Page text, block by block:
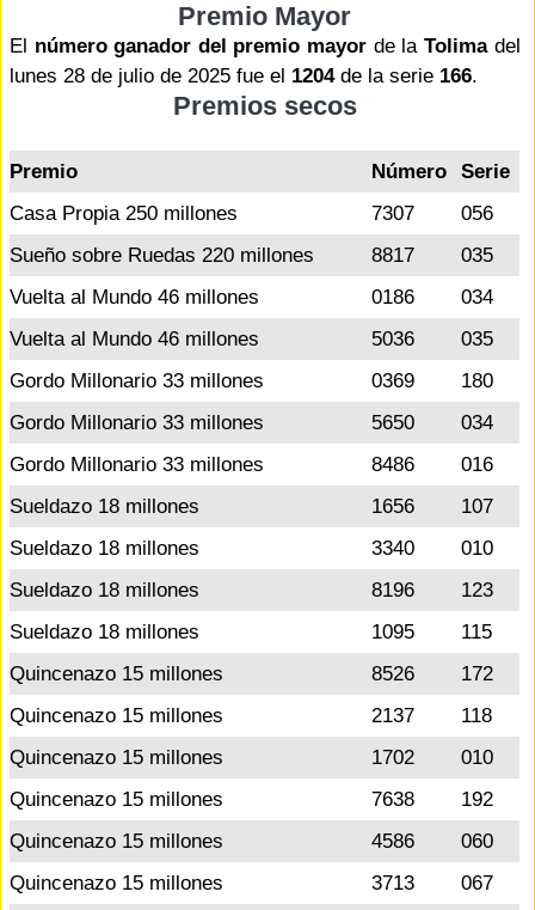
Premio Mayor
El número ganador del premio mayor de la Tolimadel
lunes 28 de julio de 2025 fue el 1204de la serie 166.
Premios secos
Premio Número
Serie
Casa Propia 250 millones
7307
056
Sueño sobre Ruedas 220 millones
8817
035
Vuelta al Mundo 46 millones
0186
034
Vuelta al Mundo 46 millones
5036
035
Gordo Millonario 33 millones
0369
180
Gordo Millonario 33 millones
5650
034
Gordo Millonario 33 millones
8486
016
Sueldazo 18 millones
1656
107
Sueldazo 18 millones
3340
010
Sueldazo 18 millones
8196
123
Sueldazo 18 millones
1095
115
Quincenazo 15 millones
8526
172
Quincenazo 15 millones
2137
118
Quincenazo 15 millones
1702
010
Quincenazo 15 millones
7638
192
Quincenazo 15 millones
4586
060
Quincenazo 15 millones
3713
067